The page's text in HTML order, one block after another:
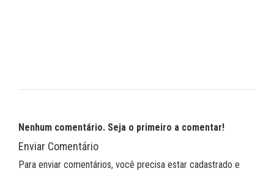
Nenhum comentário. Seja o primeiro a comentar!
Enviar Comentário
Para enviar comentários, você precisa estar cadastrado e